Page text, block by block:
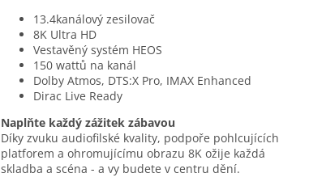
13.4kanálový zesilovač
8K Ultra HD
Vestavěný systém HEOS
150 wattů na kanál
Dolby Atmos, DTS:X Pro, IMAX Enhanced
Dirac Live Ready
Naplňte každý zážitek zábavou
Díky zvuku audiofilské kvality, podpoře pohlcujících
platforem a ohromujícímu obrazu 8K ožije každá
skladba a scéna - a vy budete v centru dění.